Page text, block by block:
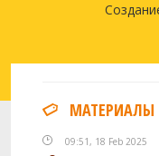
МАТЕРИАЛЫ
09:51, 18 Feb 2025